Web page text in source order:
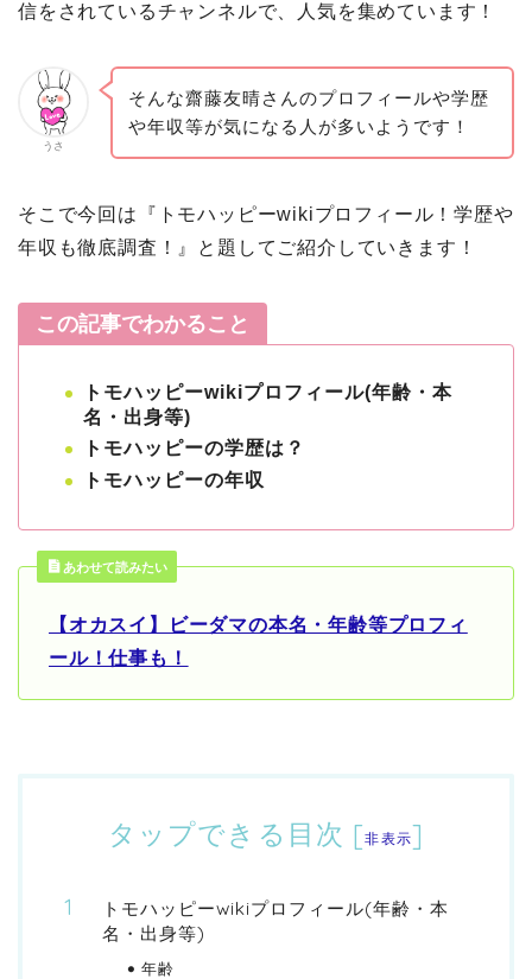
信をされているチャンネルで、人気を集めています！
うさ
そんな齋藤友晴さんのプロフィールや学歴
や年収等が気になる人が多いようです！
そこで今回は『トモハッピーwikiプロフィール！学歴や
年収も徹底調査！』と題してご紹介していきます ！
この記事でわかること
トモハッピーwikiプロフィール(年齢・本
名・出身等)
トモハッピーの学歴は？
トモハッピーの年収
あわせて読みたい
【オカスイ】ビーダマの本名・年齢等プロフィ
ール！仕事も！
タップできる目次 [非表示]
トモハッピーwikiプロフィール(年齢・本
名・出身等)
年齢